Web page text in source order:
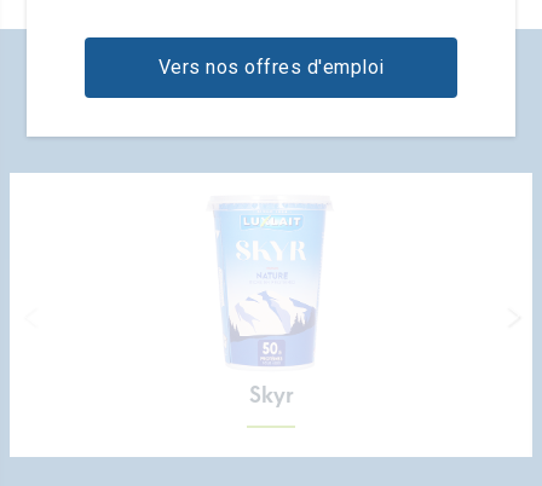
Vers nos offres d'emploi
DÉCOUVREZ NOS NOUVEAUX
PRODUITS
Skyr